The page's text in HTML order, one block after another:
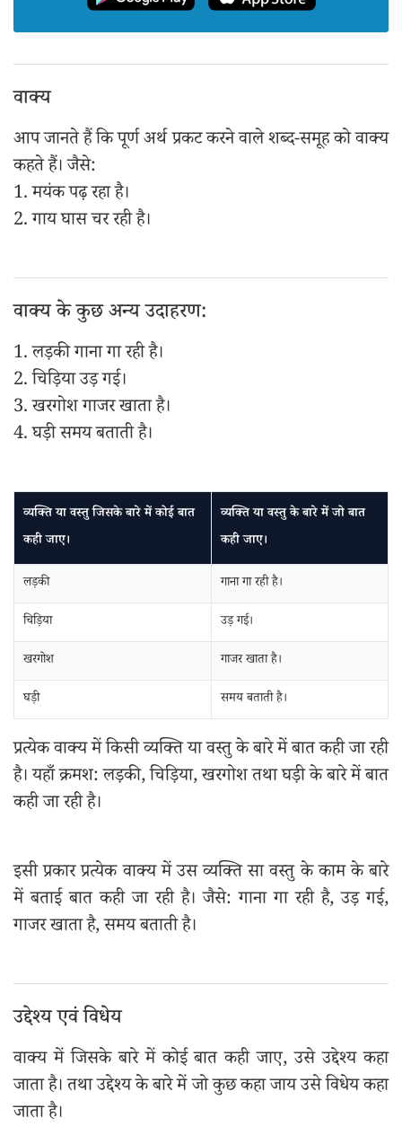
वाक्य
आप जानते हैं कि पूर्ण अर्थ प्रकट करने वाले शब्द-समूह को वाक्य
कहते हैं। जैसे:
1. मयंक पढ़ रहा है।
2. गाय घास चर रही है।
वाक्य के कुछ अन्य उदाहरण:
1. लड़की गाना गा रही है।
2. चिड़िया उड़ गई।
3. खरगोश गाजर खाता है।
4. घड़ी समय बताती है।
व्यक्ति या वस्तु जिसके बारे में कोई बात
कही जाए।
व्यक्ति या वस्तु के बारे में जो बात
कही जाए।
लड़की
गाना गा रही है।
चिड़िया
उड़ गई।
खरगोश
गाजर खाता है।
घड़ी
समय बताती है।
प्रत्येक वाक्य में किसी व्यक्ति या वस्तु के बारे में बात कही जा रही
है। यहाँ क्रमश: लड़की, चिड़िया, खरगोश तथा घड़ी के बारे में बात
कही जा रही है।
इसी प्रकार प्रत्येक वाक्य में उस व्यक्ति सा वस्तु के काम के बारे
में बताई बात कही जा रही है। जैसे: गाना गा रही है, उड़ गई,
गाजर खाता है, समय बताती है।
उद्देश्य एवं विधेय
वाक्य में जिसके बारे में कोई बात कही जाए, उसे उद्देश्य कहा
जाता है। तथा उद्देश्य के बारे में जो कुछ कहा जाय उसे विधेय कहा
जाता है।